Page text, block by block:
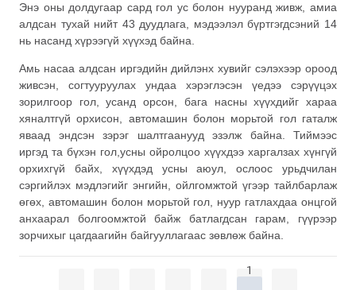
Энэ оны долдугаар сард гол ус болон нууранд живж, амиа
алдсан тухай нийт 43 дуудлага, мэдээлэл бүртгэгдсэний 14
нь насанд хүрээгүй хүүхэд байна.
Амь насаа алдсан иргэдийн дийлэнх хувийг сэлэхээр ороод
живсэн, согтууруулах ундаа хэрэглэсэн үедээ сэрүүцэх
зорилгоор гол, усанд орсон, бага насны хүүхдийг хараа
хяналтгүй орхисон, автомашин болон морьтой гол гаталж
яваад эндсэн зэрэг шалтгаанууд эзэлж байна. Тиймээс
иргэд та бүхэн гол,усны ойролцоо хүүхдээ харгалзах хүнгүй
орхихгүй байх, хүүхдэд усны аюул, ослоос урьдчилан
сэргийлэх мэдлэгийг энгийн, ойлгомжтой үгээр тайлбарлаж
өгөх, автомашин болон морьтой гол, нуур гатлахдаа онцгой
анхаарал болгоомжтой байж батлагдсан гарам, гүүрээр
зорчихыг цагдаагийн байгууллагаас зөвлөж байна.
1